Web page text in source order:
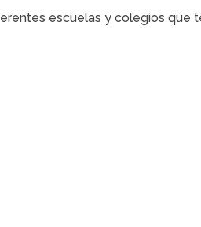
escuelas y colegios